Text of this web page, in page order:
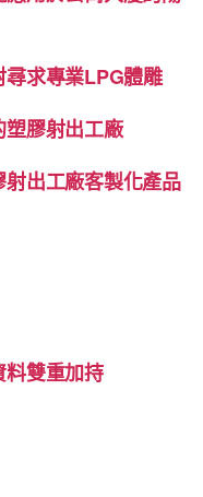
求專業LPG體雕
膠射出工廠
出工廠客製化產品
雙重加持